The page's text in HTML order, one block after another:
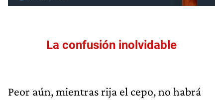
La confusión inolvidable
Peor aún, mientras rija el cepo, no habrá